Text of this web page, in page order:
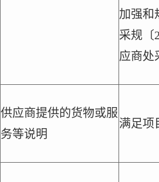
加强和
采规〔
应商处
供应商提供的货物或服
务等说明
满足项